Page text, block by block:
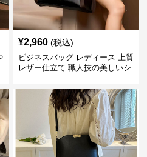
¥2,960 (税込)
ビジネスバッグ レディース 上質
レザー仕立て 職人技の美しいシ